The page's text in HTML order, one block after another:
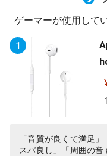
ゲーマーが使用して
1
「音質が良くて満足
スパ良し」「周囲の音